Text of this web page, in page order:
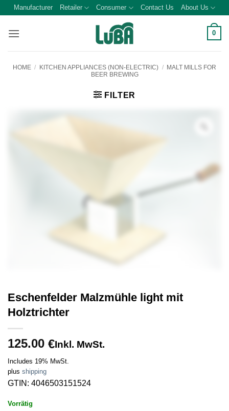
Skip
content
Manufacturer Retailer Consumer Contact Us About Us
0
HOME / KITCHEN APPLIANCES (NON-ELECTRIC) /
MALT MILLS FOR
BEER BREWING
FILTER
Eschenfelder Malzmühle light mit
Holztrichter
125.00 €Inkl. MwSt.
Includes 19% MwSt.
plus shipping
GTIN: 4046503151524
Vorrätig